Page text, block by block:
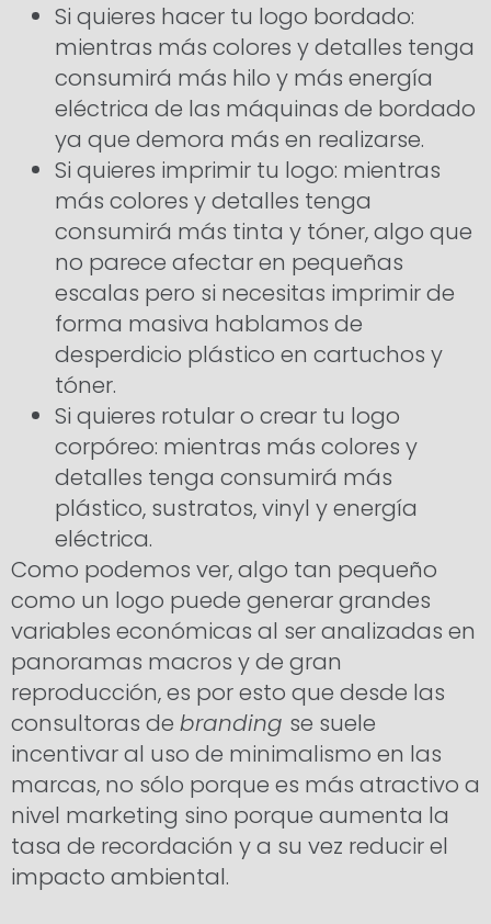
Si quieres hacer tu logo bordado:
mientras más colores y detalles tenga
consumirá más hilo y más energía
eléctrica de las máquinas de bordado
ya que demora más en realizarse.
Si quieres imprimir tu logo: mientras
más colores y detalles tenga
consumirá más tinta y tóner, algo que
no parece afectar en pequeñas
escalas pero si necesitas imprimir de
forma masiva hablamos de
desperdicio plástico en cartuchos y
tóner.
Si quieres rotular o crear tu logo
corpóreo: mientras más colores y
detalles tenga consumirá más
plástico, sustratos, vinyl y energía
eléctrica.
Como podemos ver, algo tan pequeño
como un logo puede generar grandes
variables económicas al ser analizadas en
panoramas macros y de gran
reproducción, es por esto que desde las
consultoras de branding se suele
incentivar al uso de minimalismo en las
marcas, no sólo porque es más atractivo a
nivel marketing sino porque aumenta la
tasa de recordación y a su vez reducir el
impacto ambiental.